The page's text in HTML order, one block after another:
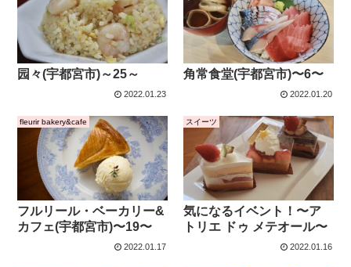
园々(宇都宮市)～25～
2022.01.23
角常食堂(宇都宮市)〜6〜
2022.01.20
fleurir bakery&cafe
フルリール・ベーカリー&
カフェ(宇都宮市)〜19〜
2022.01.17
スイーツ
気になるイベント！〜ア
トリエ ドゥ メテオール〜
2022.01.16